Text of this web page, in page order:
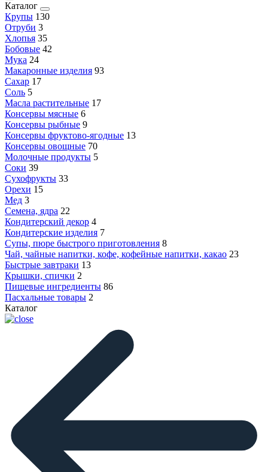
Каталог
Крупы 130
Отруби 3
Хлопья 35
Бобовые 42
Мука 24
Макаронные изделия 93
Сахар 17
Соль 5
Масла растительные 17
Консервы мясные 6
Консервы рыбные 9
Консервы фруктово-ягодные 13
Консервы овощные 70
Молочные продукты 5
Соки 39
Сухофрукты 33
Орехи 15
Мед 3
Семена, ядра 22
Кондитерский декор 4
Кондитерские изделия 7
Супы, пюре быстрого приготовления 8
Чай, чайные напитки, кофе, кофейные напитки, какао 23
Быстрые завтраки 13
Крышки, спички 2
Пищевые ингредиенты 86
Пасхальные товары 2
Каталог